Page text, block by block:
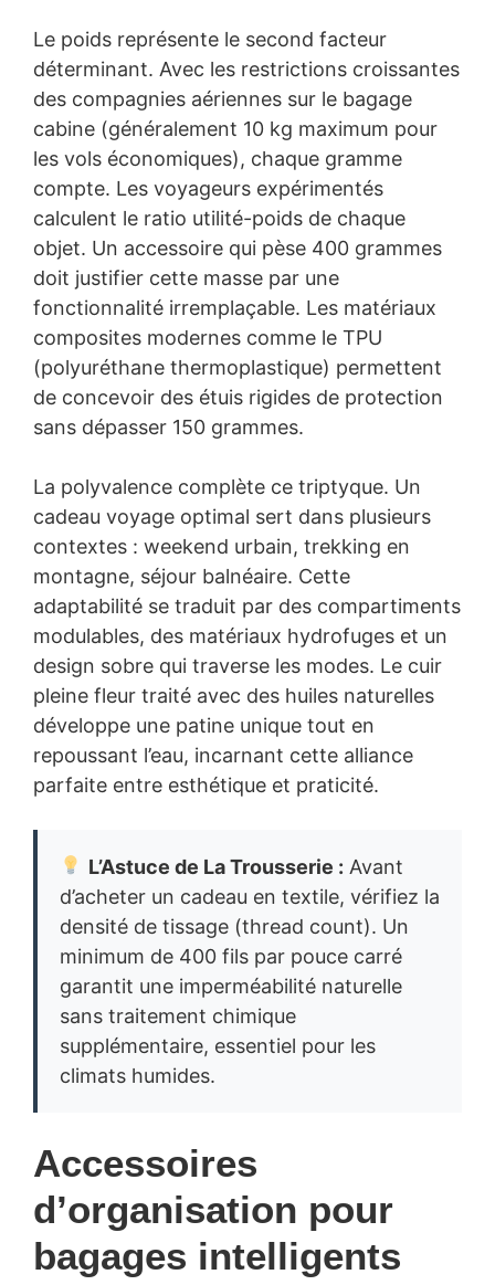
Le poids représente le second facteur
déterminant. Avec les restrictions croissantes
des compagnies aériennes sur le bagage
cabine (généralement 10 kg maximum pour
les vols économiques), chaque gramme
compte. Les voyageurs expérimentés
calculent le ratio utilité-poids de chaque
objet. Un accessoire qui pèse 400 grammes
doit justifier cette masse par une
fonctionnalité irremplaçable. Les matériaux
composites modernes comme le TPU
(polyuréthane thermoplastique) permettent
de concevoir des étuis rigides de protection
sans dépasser 150 grammes.
La polyvalence complète ce triptyque. Un
cadeau voyage optimal sert dans plusieurs
contextes : weekend urbain, trekking en
montagne, séjour balnéaire. Cette
adaptabilité se traduit par des compartiments
modulables, des matériaux hydrofuges et un
design sobre qui traverse les modes. Le cuir
pleine fleur traité avec des huiles naturelles
développe une patine unique tout en
repoussant l’eau, incarnant cette alliance
parfaite entre esthétique et praticité.
L’Astuce de La Trousserie : Avant
d’acheter un cadeau en textile, vérifiez la
densité de tissage (thread count). Un
minimum de 400 fils par pouce carré
garantit une imperméabilité naturelle
sans traitement chimique
supplémentaire, essentiel pour les
climats humides.
Accessoires
d’organisation pour
bagages intelligents